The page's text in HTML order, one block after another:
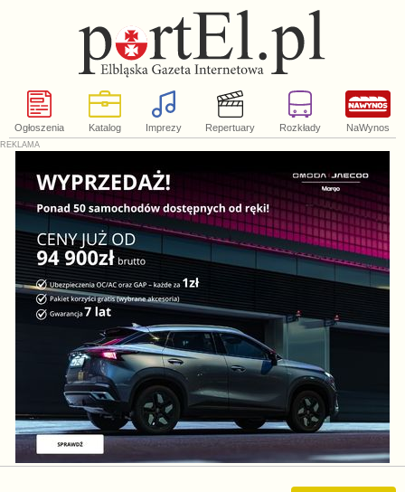
Ogłoszenia Katalog Imprezy Repertuary Rozkłady NaWynos